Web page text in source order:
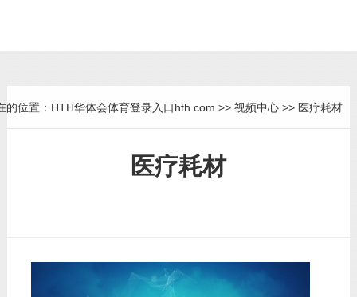
的位置： HTH华体会体育登录入口hth.com >>视频中心 >> 医疗耗材
医疗耗材